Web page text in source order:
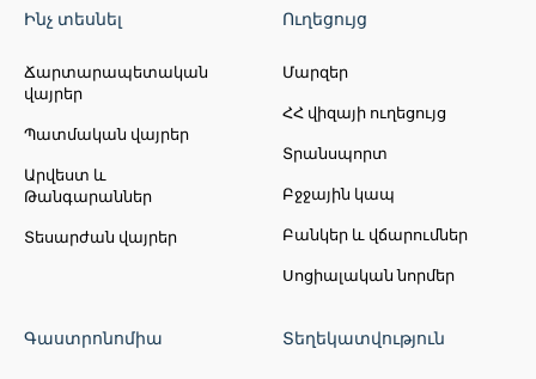
Ինչ տեսնել
Ճարտարապետական
վայրեր
Պատմական վայրեր
Արվեստ և
Թանգարաններ
Տեսարժան վայրեր
Ուղեցույց
Մարզեր
ՀՀ վիզայի ուղեցույց
Տրանսպորտ
Բջջային կապ
Բանկեր և վճարումներ
Սոցիալական նորմեր
Գաստրոնոմիա Տեղեկատվություն